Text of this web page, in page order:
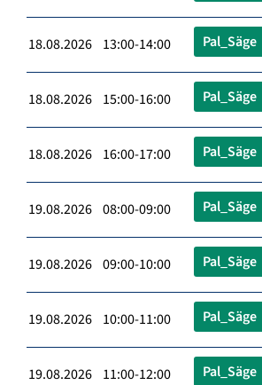
18.08.2026 13:00-14:00 Pal_Säge
18.08.2026 15:00-16:00 Pal_Säge
18.08.2026 16:00-17:00 Pal_Säge
19.08.2026 08:00-09:00 Pal_Säge
19.08.2026 09:00-10:00 Pal_Säge
19.08.2026 10:00-11:00 Pal_Säge
19.08.2026 11:00-12:00 Pal_Säge